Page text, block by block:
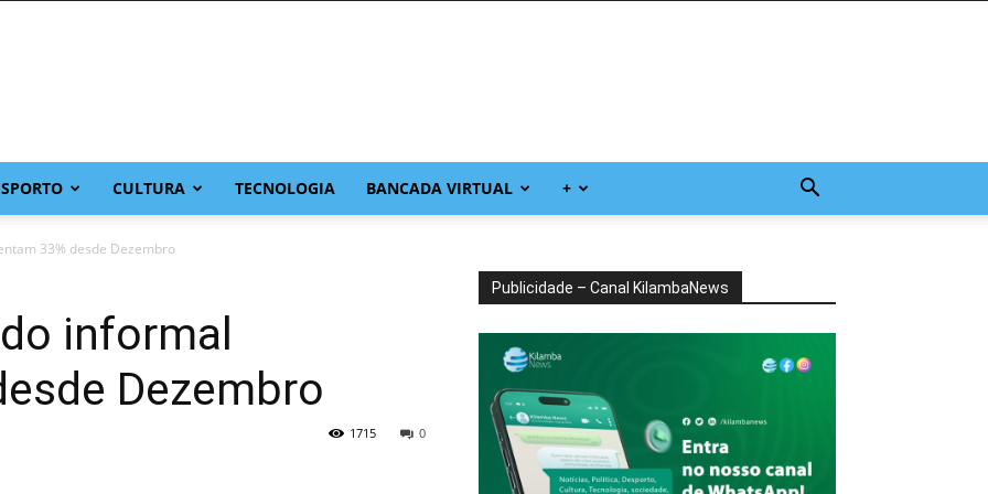
CULTURA TECNOLOGIA BANCADA VIRTUAL +
33% desde Dezembro
informal
Dezembro
0
1715
Publicidade – Canal KilambaNews